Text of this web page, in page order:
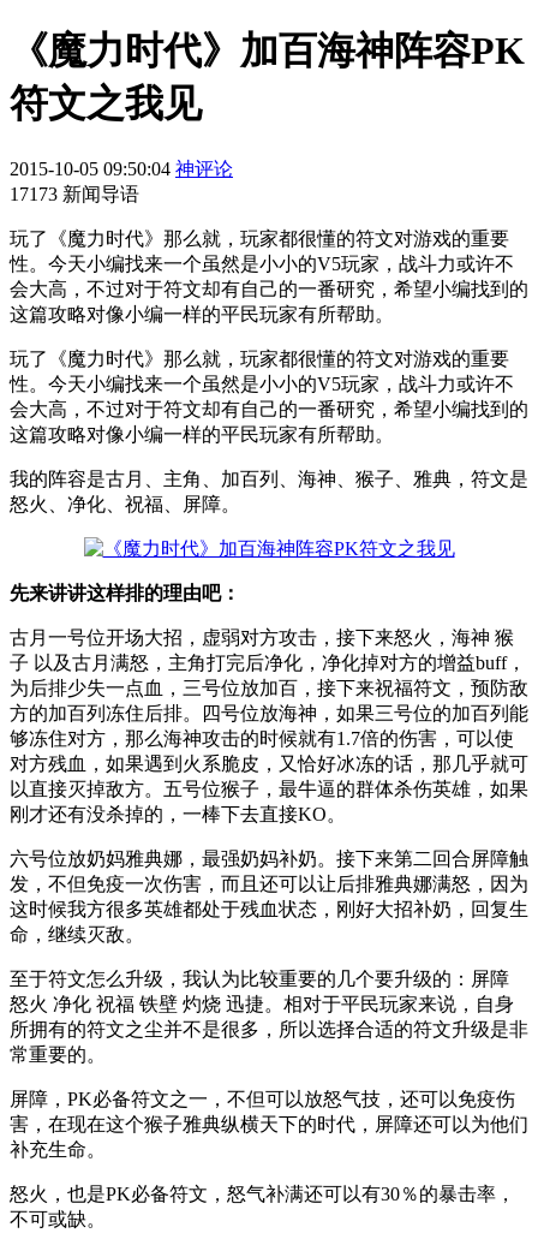
《魔力时代》加百海神阵容PK
符文之我见
2015-10-05 09:50:04 神评论
17173 新闻导语
玩了《魔力时代》那么就，玩家都很懂的符文对游戏的重要
性。今天小编找来一个虽然是小小的V5玩家，战斗力或许不
会大高，不过对于符文却有自己的一番研究，希望小编找到的
这篇攻略对像小编一样的平民玩家有所帮助。
玩了《魔力时代》那么就，玩家都很懂的符文对游戏的重要
性。今天小编找来一个虽然是小小的V5玩家，战斗力或许不
会大高，不过对于符文却有自己的一番研究，希望小编找到的
这篇攻略对像小编一样的平民玩家有所帮助。
我的阵容是古月、主角、加百列、海神、猴子、雅典，符文是
怒火、净化、祝福、屏障。
先来讲讲这样排的理由吧：
古月一号位开场大招，虚弱对方攻击，接下来怒火，海神 猴
子 以及古月满怒，主角打完后净化，净化掉对方的增益buff，
为后排少失一点血，三号位放加百，接下来祝福符文，预防敌
方的加百列冻住后排。四号位放海神，如果三号位的加百列能
够冻住对方，那么海神攻击的时候就有1.7倍的伤害，可以使
对方残血，如果遇到火系脆皮，又恰好冰冻的话，那几乎就可
以直接灭掉敌方。五号位猴子，最牛逼的群体杀伤英雄，如果
刚才还有没杀掉的，一棒下去直接KO。
六号位放奶妈雅典娜，最强奶妈补奶。接下来第二回合屏障触
发，不但免疫一次伤害，而且还可以让后排雅典娜满怒，因为
这时候我方很多英雄都处于残血状态，刚好大招补奶，回复生
命，继续灭敌。
至于符文怎么升级，我认为比较重要的几个要升级的：屏障
怒火 净化 祝福 铁壁 灼烧 迅捷。相对于平民玩家来说，自身
所拥有的符文之尘并不是很多，所以选择合适的符文升级是非
常重要的。
屏障，PK必备符文之一，不但可以放怒气技，还可以免疫伤
害，在现在这个猴子雅典纵横天下的时代，屏障还可以为他们
补充生命。
怒火，也是PK必备符文，怒气补满还可以有30％的暴击率，
不可或缺。